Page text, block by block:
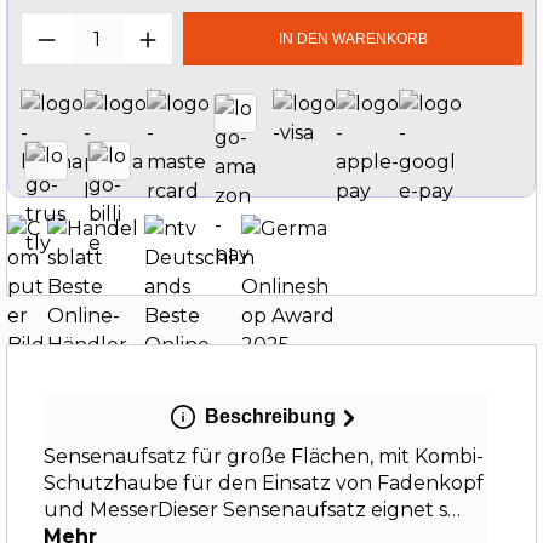
Produkt Anzahl: Gib denIN DEN WARENKORB
Beschreibung
Sensenaufsatz für große Flächen, mit Kombi-
Schutzhaube für den Einsatz von Fadenkopf
und MesserDieser Sensenaufsatz eignet s…
Mehr